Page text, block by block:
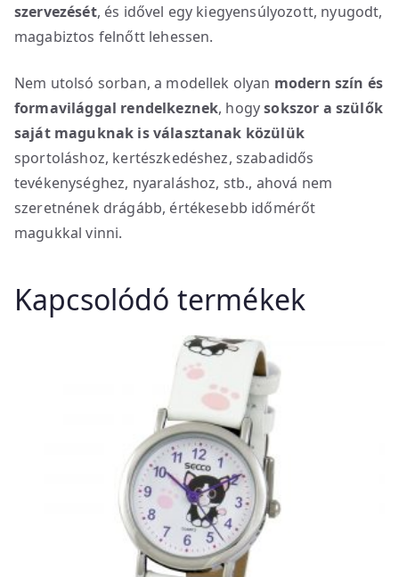
szervezését, és idővel egy kiegyensúlyozott, nyugodt,
magabiztos felnőtt lehessen.
Nem utolsó sorban, a modellek olyan modern szín és
formavilággal rendelkeznek, hogysokszor a szülők
saját maguknak is választanak közülük
sportoláshoz, kertészkedéshez, szabadidős
tevékenységhez, nyaraláshoz, stb., ahová nem
szeretnének drágább, értékesebb időmérőt
magukkal vinni.
Kapcsolódó termékek